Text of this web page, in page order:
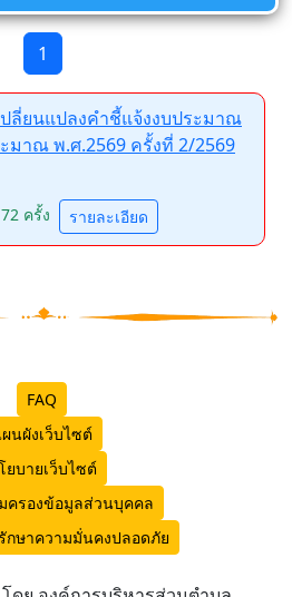
1
ลี่ยนแปลงคำชี้แจ้งงบประมาณ
มาณ พ.ศ.2569 ครั้งที่ 2/2569
72 ครั้ง รายละเอียด
FAQ
นผังเว็บไซต์
ยบายเว็บไซต์
ครองข้อมูลส่วนบุคคล
กษาความมั่นคงปลอดภัย